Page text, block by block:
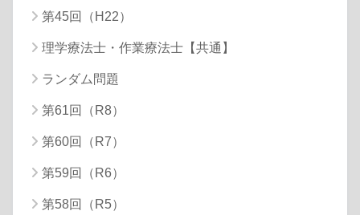
第45回（H22）
理学療法士・作業療法士【共通】
ランダム問題
第61回（R8）
第60回（R7）
第59回（R6）
第58回（R5）